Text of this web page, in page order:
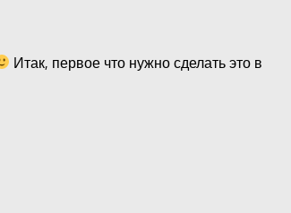
Итак, первое что нужно сделать это в